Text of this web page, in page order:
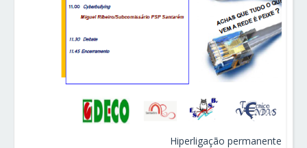
Hiperligação permanente